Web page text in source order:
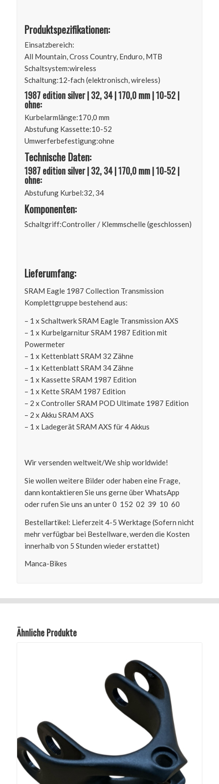
Produktspezifikationen:
Einsatzbereich:
All Mountain, Cross Country, Enduro, MTB
Schaltsystem:wireless
Schaltung:12-fach (elektronisch, wireless)
1987 edition silver | 32, 34 | 170,0 mm | 10-52 |
ohne:
Kurbelarmlänge:170,0 mm
Abstufung Kassette:10-52
Umwerferbefestigung:ohne
Technische Daten:
1987 edition silver | 32, 34 | 170,0 mm | 10-52 |
ohne:
Abstufung Kurbel:32, 34
Komponenten:
Schaltgriff:Controller / Klemmschelle (geschlossen)
Lieferumfang:
SRAM Eagle 1987 Collection Transmission
Komplettgruppe bestehend aus:
– 1 x Schaltwerk SRAM Eagle Transmission AXS
– 1 x Kurbelgarnitur SRAM 1987 Edition mit
Powermeter
– 1 x Kettenblatt SRAM 32 Zähne
– 1 x Kettenblatt SRAM 34 Zähne
– 1 x Kassette SRAM 1987 Edition
– 1 x Kette SRAM 1987 Edition
– 2 x Controller SRAM POD Ultimate 1987 Edition
– 2 x Akku SRAM AXS
– 1 x Ladegerät SRAM AXS für 4 Akkus
Wir versenden weltweit/We ship worldwide!
Sie wollen weitere Bilder oder haben eine Frage,
dann kontaktieren Sie uns gerne über WhatsApp
oder rufen Sie uns an unter 0 152 02 39 10 60
Bestellartikel: Lieferzeit 4-5 Werktage (Sofern nicht
mehr verfügbar bei Bestellware, werden die Kosten
innerhalb von 5 Stunden wieder erstattet)
Manca-Bikes
Ähnliche Produkte